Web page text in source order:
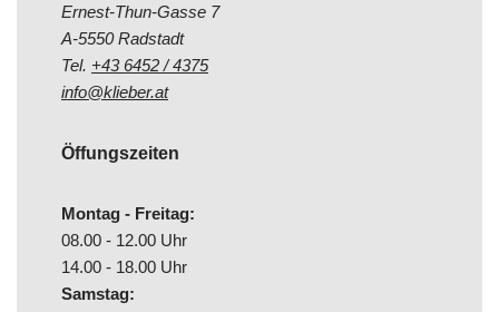
Ernest-Thun-Gasse 7
A-5550 Radstadt
Tel. +43 6452 / 4375
info@klieber.at
Öffungszeiten
Montag - Freitag:
08.00 - 12.00 Uhr
14.00 - 18.00 Uhr
Samstag: